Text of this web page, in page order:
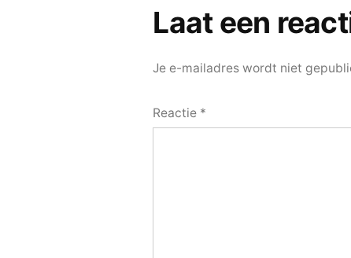
Laat een
Je e-mailadres wordt niet
Reactie *